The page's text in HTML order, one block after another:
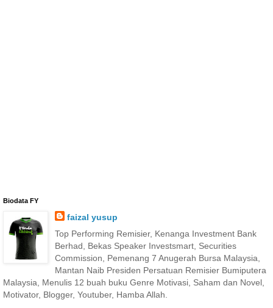
Biodata FY
faizal yusup
Top Performing Remisier, Kenanga Investment Bank
Berhad, Bekas Speaker Investsmart, Securities
Commission, Pemenang 7 Anugerah Bursa Malaysia,
Mantan Naib Presiden Persatuan Remisier Bumiputera
Malaysia, Menulis 12 buah buku Genre Motivasi, Saham dan Novel,
Motivator, Blogger, Youtuber, Hamba Allah.